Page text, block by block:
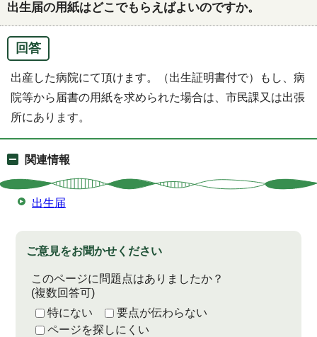
出生届の用紙はどこでもらえばよいのですか。
回答
出産した病院にて頂けます。（出生証明書付で）もし、病
院等から届書の用紙を求められた場合は、市民課又は出張
所にあります。
関連情報
出生届
ご意見をお聞かせください
このページに問題点はありましたか？
(複数回答可)
特にない
要点が伝わらない
ページを探しにくい